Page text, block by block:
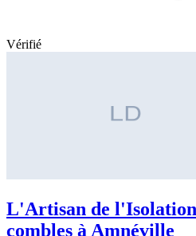
Vérifié
L'Artisan de
combles à Amnéville